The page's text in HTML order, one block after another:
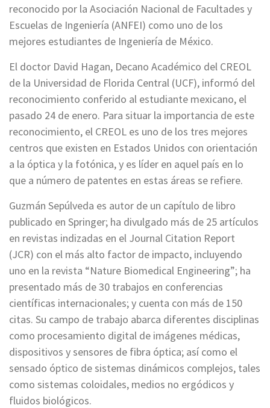
reconocido por la Asociación Nacional de Facultades y
Escuelas de Ingeniería (ANFEI) como uno de los
mejores estudiantes de Ingeniería de México.
El doctor David Hagan, Decano Académico del CREOL
de la Universidad de Florida Central (UCF), informó del
reconocimiento conferido al estudiante mexicano, el
pasado 24 de enero. Para situar la importancia de este
reconocimiento, el CREOL es uno de los tres mejores
centros que existen en Estados Unidos con orientación
a la óptica y la fotónica, y es líder en aquel país en lo
que a número de patentes en estas áreas se refiere.
Guzmán Sepúlveda es autor de un capítulo de libro
publicado en Springer; ha divulgado más de 25 artículos
en revistas indizadas en el Journal Citation Report
(JCR) con el más alto factor de impacto, incluyendo
uno en la revista “Nature Biomedical Engineering”; ha
presentado más de 30 trabajos en conferencias
científicas internacionales; y cuenta con más de 150
citas. Su campo de trabajo abarca diferentes disciplinas
como procesamiento digital de imágenes médicas,
dispositivos y sensores de fibra óptica; así como el
sensado óptico de sistemas dinámicos complejos, tales
como sistemas coloidales, medios no ergódicos y
fluidos biológicos.